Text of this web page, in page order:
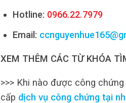
Hotline: 0966.22.7979
Email:
XEM THÊM CÁC TỪ KHÓA
>>> Khi nào được công
cấp dịch vụ công chứng tại